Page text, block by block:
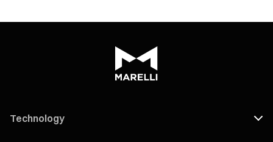
Technology